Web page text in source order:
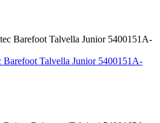
Barefoot Talvella Junior 5400151A-